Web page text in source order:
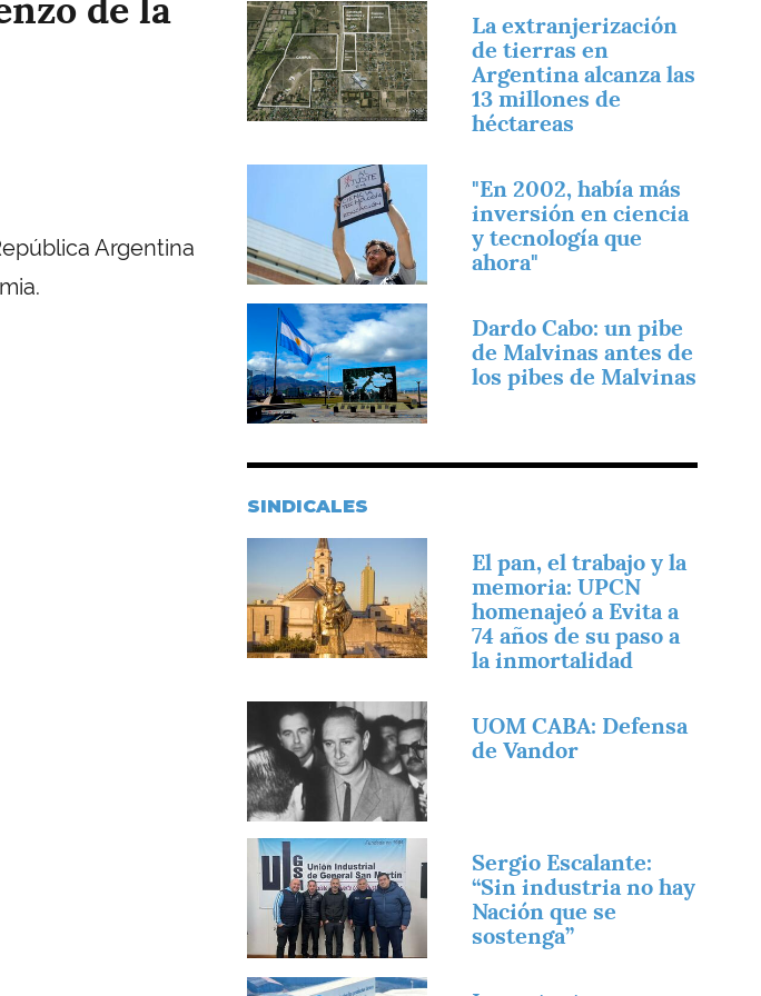
de la
Argentina
Imagen
La extranjerización
de tierras en
Argentina alcanza las
13 millones de
héctareas
"En 2002, había más
inversión en ciencia
y tecnología que
ahora"
Imagen
Dardo Cabo: un pibe
de Malvinas antes de
los pibes de Malvinas
SINDICALES
El pan, el trabajo y la
memoria: UPCN
homenajeó a Evita a
74 años de su paso a
la inmortalidad
Imagen
UOM CABA: Defensa
de Vandor
Imagen
Sergio Escalante:
“Sin industria no hay
Nación que se
sostenga”
Imagen